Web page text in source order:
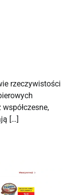
rzeczywistości
[…]